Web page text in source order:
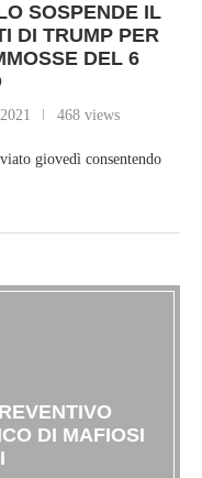
SOSPENDE IL
DI TRUMP PER
DEL 6
468 views
giovedì consentendo
DI MAFIOSI